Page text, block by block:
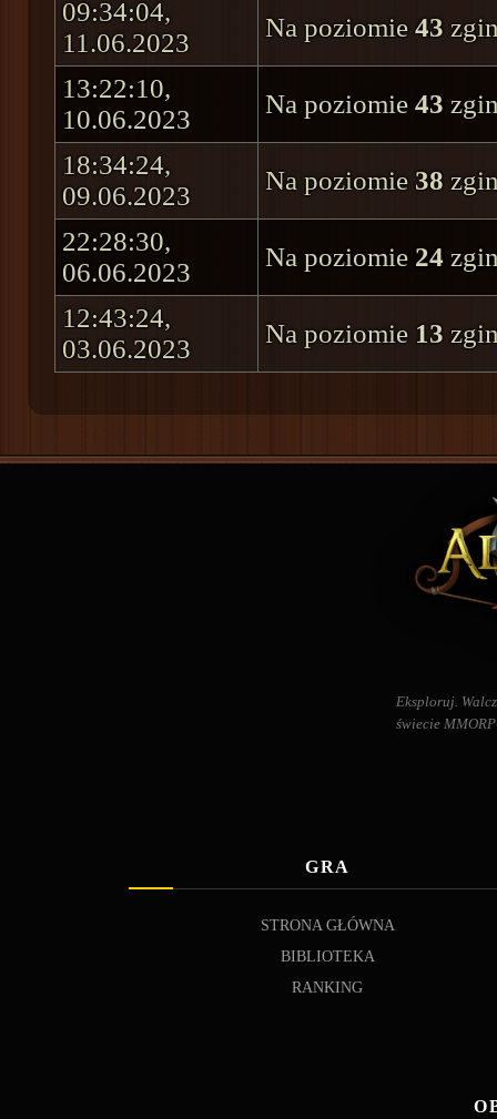
09:34:04,
11.06.2023
Na poziomie43
13:22:10,
10.06.2023
Na poziomie 43
18:34:24,
09.06.2023
Na poziomie 38
22:28:30,
06.06.2023
Na poziomie 24
12:43:24,
03.06.2023
Na poziomie 13
Eksploruj.
świecie
GRA
STRONA GŁÓWNA
BIBLIOTEKA
RANKING